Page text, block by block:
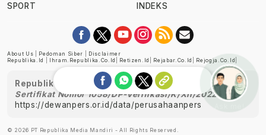
SPORT
INDEKS
About Us Pedoman Siber
Disclaimer
Republika.id
Ihram.republika.co.id Retizen.id Rejabar.co.id Rejogja.co.id
Republika telah diverifikasi oleh Dewan Pers
Sertifikat Nomor 1058/DP-Verifikasi/K/XII/2022
https://dewanpers.or.id/data/perusahaanpers
© 2026 PT Republika Media Mandiri - All Rights Reserved.